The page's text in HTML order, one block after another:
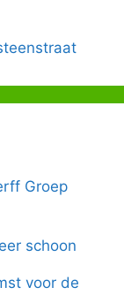
Groep
schoon
voor de